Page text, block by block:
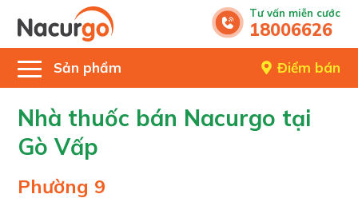
Tư vấn miễn cước
18006626
Sản phẩm Điểm bán
Nhà thuốc bán Nacurgo tại
Gò Vấp
Phường 9